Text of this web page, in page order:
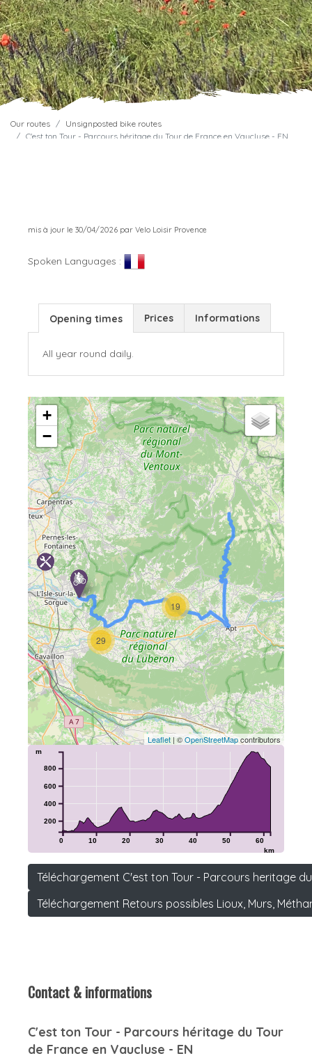
Our routes
Unsignposted bike routes
C'est ton Tour - Parcours héritage du Tour de France en Vaucluse - EN
mis à jour le 30/04/2026 par Velo Loisir Provence
Spoken Languages :
Opening times Prices Informations
All year round daily.
29
19
+
−
Leaflet | ©OpenStreetMapcontributors
0 10 20 30 40 50 60
km
200
400
600
800
m
Téléchargement C'est ton Tour - Parcours heritage
Téléchargement Retours possibles Lioux, Murs,
Contact & informations
C'est ton Tour - Parcours héritage du Tour
de France en Vaucluse - EN